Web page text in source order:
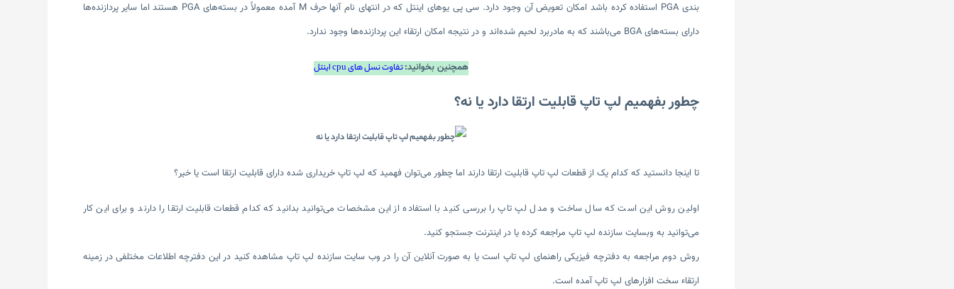
بندی PGA استفاده کرده باشد امکان تعویض آن وجود دارد. سی پی یو‌های اینتل که در انتهای نام آنها حرف M آمده معمولاً در بسته‌های PGA هستند اما سایر پردازنده‌ها
دارای بسته‌های BGA می‌باشند که به مادربرد لحیم شده‌اند و در نتیجه امکان ارتقاء این پردازنده‌ها وجود ندارد.
همچنین بخوانید:تفاوت نسل های cpu اینتل
چطور بفهمیم لپ تاپ قابلیت ارتقا دارد یا نه؟
تا اینجا دانستید که کدام یک از قطعات لپ تاپ قابلیت ارتقا دارند اما چطور می‌توان فهمید که لپ تاپ خریداری شده دارای قابلیت ارتقا است یا خیر؟
اولین روش این است که سال ساخت و مدل لپ تاپ را بررسی کنید با استفاده از این مشخصات می‌توانید بدانید که کدام قطعات قابلیت ارتقا را دارند و برای این کار
می‌توانید به وبسایت سازنده لپ تاپ مراجعه کرده یا در اینترنت جستجو کنید.
روش دوم مراجعه به دفترچه فیزیکی راهنمای لپ تاپ است یا به صورت آنلاین آن را در وب سایت سازنده لپ تاپ مشاهده کنید در این دفترچه اطلاعات مختلفی در زمینه
ارتقاء سخت افزارهای لپ تاپ آمده است.